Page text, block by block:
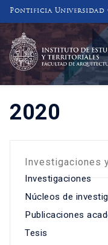
Pontificia Universidad
INSTITUTO DE
Y
2020
Investigaciones
Investigaciones
Núcleos de
Publicaciones
Tesis